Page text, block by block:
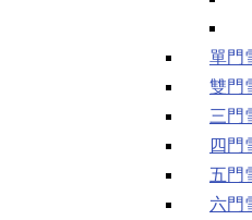
單門
雙門
三門
四門
五門
六門